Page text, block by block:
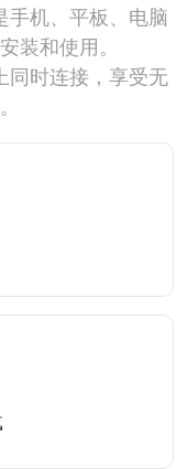
手机、平板、电脑
装和使用。
同时连接，享受无